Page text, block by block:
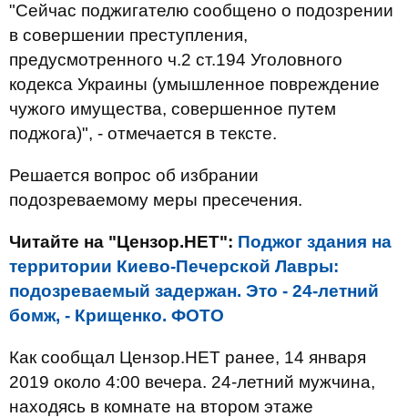
"Сейчас поджигателю сообщено о подозрении
в совершении преступления,
предусмотренного ч.2 ст.194 Уголовного
кодекса Украины (умышленное повреждение
чужого имущества, совершенное путем
поджога)", - отмечается в тексте.
Решается вопрос об избрании
подозреваемому меры пресечения.
Читайте на "Цензор.НЕТ": Поджог здания на
территории Киево-Печерской Лавры:
подозреваемый задержан. Это - 24-летний
бомж, - Крищенко. ФОТО
Как сообщал Цензор.НЕТ ранее, 14 января
2019 около 4:00 вечера. 24-летний мужчина,
находясь в комнате на втором этаже